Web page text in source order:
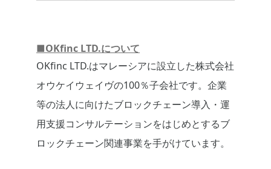
■OKfinc LTD.について
OKfinc LTD.はマレーシアに設立した株式会社
オウケイウェイヴの100％子会社です。企業
等の法人に向けたブロックチェーン導入・運
用支援コンサルテーションをはじめとするブ
ロックチェーン関連事業を手がけています。